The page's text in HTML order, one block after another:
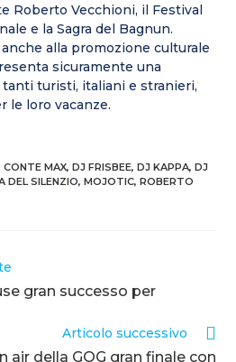
Roberto Vecchioni, il Festival
e la Sagra del Bagnun.
alla promozione culturale
sicuramente una
turisti, italiani e stranieri,
le loro vacanze.
CONTE MAX, DJ FRISBEE, DJ KAPPA, DJ
DEL SILENZIO, MOJOTIC, ROBERTO
gran successo per
Articolo successivo
air della GOG gran finale con